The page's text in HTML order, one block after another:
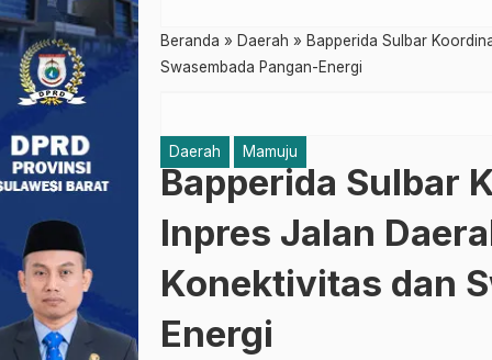
Beranda » Daerah » Bapperida Sulbar
Swasembada Pangan-Energi
Daerah Mamuju
Bapperida Sulbar
Inpres Jalan
Konektivitas dan
Energi